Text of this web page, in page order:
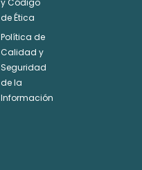
y Código
de Ética
Política de
Calidad y
Seguridad
de la
Información